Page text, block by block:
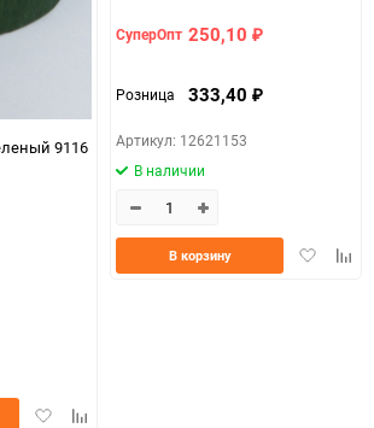
9116
ДобавитьДобавить
СуперОпт 250,10 ₽
Розница 333,40 ₽
Артикул: 12621153
В наличии
Добавить
В корзину